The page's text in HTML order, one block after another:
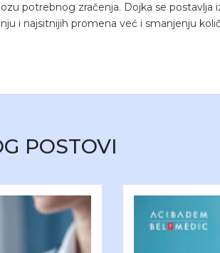
potrebnog zračenja. Dojka se postavlja
i najsitnijih promena već i smanjenju
POSTOVI